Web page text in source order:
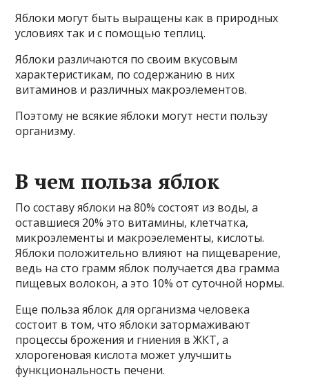
Яблоки могут быть выращены как в природных
условиях так и с помощью теплиц.
Яблоки различаются по своим вкусовым
характеристикам, по содержанию в них
витаминов и различных макроэлементов.
Поэтому не всякие яблоки могут нести пользу
организму.
В чем польза яблок
По составу яблоки на 80% состоят из воды, а
оставшиеся 20% это витамины, клетчатка,
микроэлементы и макроэелементы, кислоты.
Яблоки положительно влияют на пищеварение,
ведь на сто грамм яблок получается два грамма
пищевых волокон, а это 10% от суточной нормы.
Еще польза яблок для организма человека
состоит в том, что яблоки затормаживают
процессы брожения и гниения в ЖКТ, а
хлорогеновая кислота может улучшить
функциональность печени.